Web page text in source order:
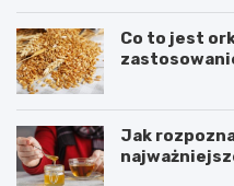
Co to jest
Jak